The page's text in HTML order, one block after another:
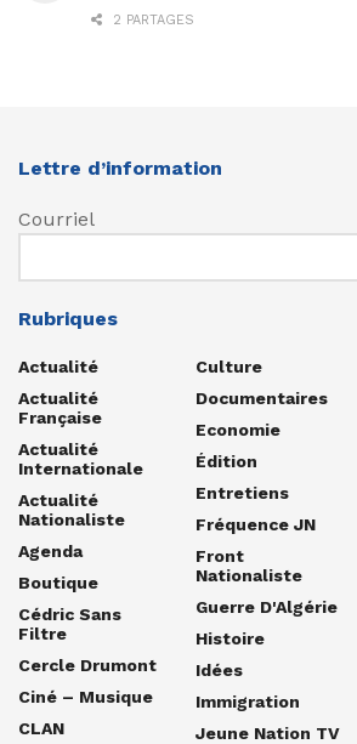
2 PARTAGES
Lettre d’information
Courriel
Rubriques
Actualité
Actualité
Française
Actualité
Internationale
Actualité
Nationaliste
Agenda
Boutique
Cédric Sans
Filtre
Cercle Drumont
Ciné – Musique
CLAN
Culture
Documentaires
Economie
Édition
Entretiens
Fréquence JN
Front
Nationaliste
Guerre D'Algérie
Histoire
Idées
Immigration
Jeune Nation TV